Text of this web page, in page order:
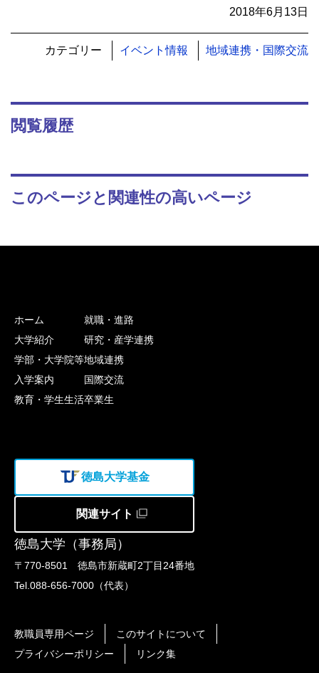
2018年6月13日
カテゴリー イベント情報 地域連携・国際交流
閲覧履歴
このページと関連性の高いページ
徳島大学（事務局）
〒770-8501 徳島市新蔵町2丁目24番地
Tel.088-656-7000（代表）
ホーム
大学紹介
学部・大学院等
入学案内
教育・学生生活
就職・進路
研究・産学連携
地域連携
国際交流
卒業生
徳島大学基金
関連サイト
教職員専用ページ
このサイトについて
プライバシーポリシー
リンク集